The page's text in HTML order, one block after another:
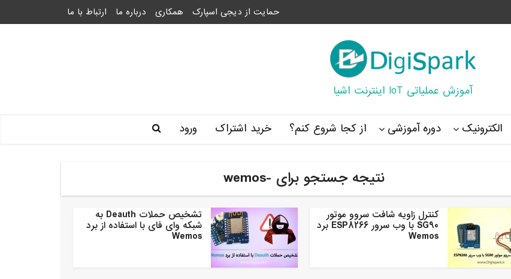
حمایت از دیجی اسپارک همکاری درباره ما ارتباط با ما
آموزش عملیاتی IoT اینترنت اشیا
الکترونیک دوره آموزشی از کجا شروع کنم؟ خرید اشتراک ورود
نتیجه جستجو برای -wemos
کنترل زاویه شافت سروو موتور
SG90 با وب سرور ESP8266 برد
Wemos
تشخیص حملات Deauth به
شبکه وای فای با استفاده از برد
Wemos